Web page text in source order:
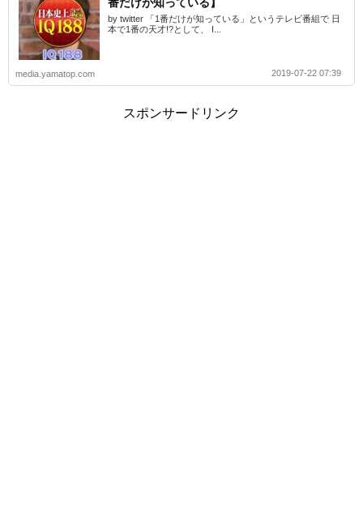
by twitter 「1番だけが知っている」というテレビ番組で 日
本で1番の天才!?として、 I...
media.yamatop.com 2019-07-22 07:39
スポンサードリンク